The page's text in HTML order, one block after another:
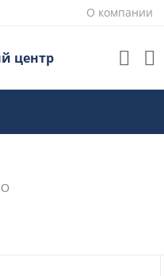
О компании
центр